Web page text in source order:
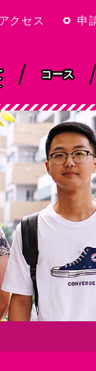
アクセス 申
と教育品質
と学校周辺
コース
サポート